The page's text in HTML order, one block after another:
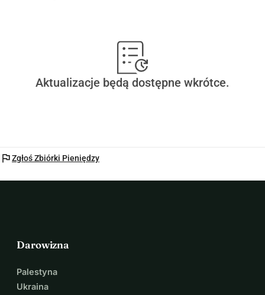
Aktualizacje będą dostępne wkrótce.
flagZgłoś Zbiórki Pieniędzy
Darowizna
Palestyna
Ukraina